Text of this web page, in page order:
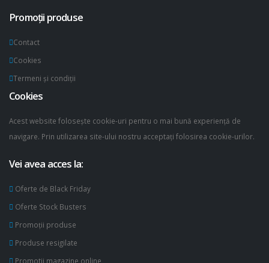
Promoții produse
Contact
Cookies
Termeni și condiții
Cookies
Acest website folosește cookie-uri pentru o mai bună experiență de
navigare. Prin utilizarea site-ului nostru acceptați folosirea cookie-urilor.
Vei avea acces la:
Oferte de Black Friday
Oferte Stock Busters
Promoții produse
Produse resigilate
Promotii magazine online